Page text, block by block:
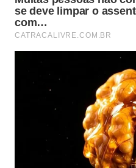
A prudência
Imagem
Quais